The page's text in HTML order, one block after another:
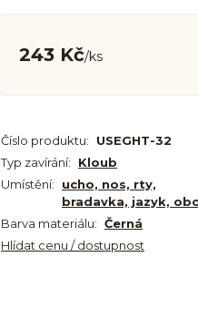
243 Kč/ks
Číslo produktu: USEGHT-32
Typ zavírání:
Kloub
Umístění:
ucho, nos, rty,
bradavka, jazyk,
Barva materiálu: Černá
Hlídat cenu / dostupnost